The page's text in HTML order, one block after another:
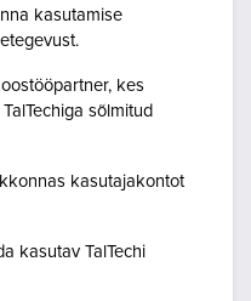
kasutamise
kes
sõlmitud
kasutajakontot
kasutav TalTechi